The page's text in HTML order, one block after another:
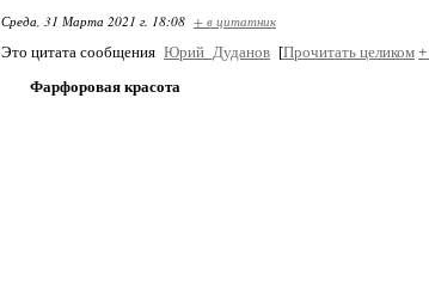
Среда, 31 Марта 2021 г. 18:08 + в цитатник
Это цитата сообщения Юрий_Дуданов [Прочитать целиком +
Фарфоровая красота